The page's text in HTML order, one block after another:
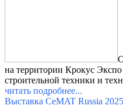
на территории Крокус Экспо
строительной техники и
читать подробнее...
Выставка CeMAT Russia 2025